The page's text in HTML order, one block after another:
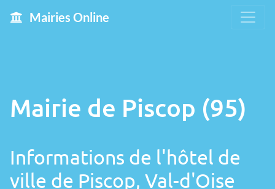
Mairies Online
Mairie de Piscop (95)
Informations de l'hôtel de
ville de Piscop, Val-d'Oise